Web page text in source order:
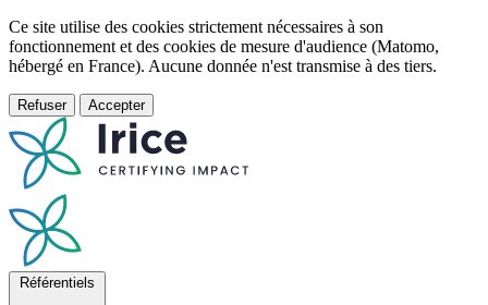
Ce site utilise des cookies strictement nécessaires à son
fonctionnement et des cookies de mesure d'audience (Matomo,
hébergé en France). Aucune donnée n'est transmise à des tiers.
Refuser Accepter
Référentiels